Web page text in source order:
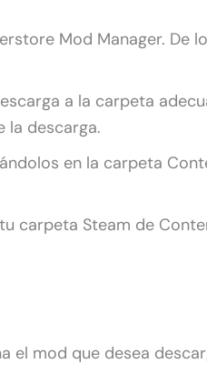
Mod Manager. De lo
a la carpeta
la descarga.
en la carpeta
carpeta Steam de
el mod que desea